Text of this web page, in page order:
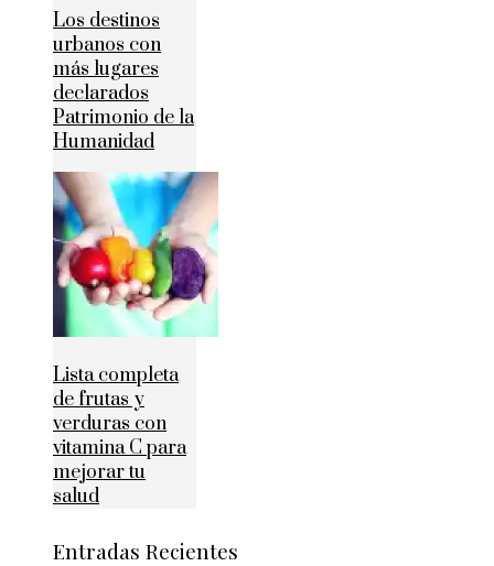
Los destinos
urbanos con
más lugares
declarados
Patrimonio de la
Humanidad
Lista completa
de frutas y
verduras con
vitamina C para
mejorar tu
salud
Entradas Recientes